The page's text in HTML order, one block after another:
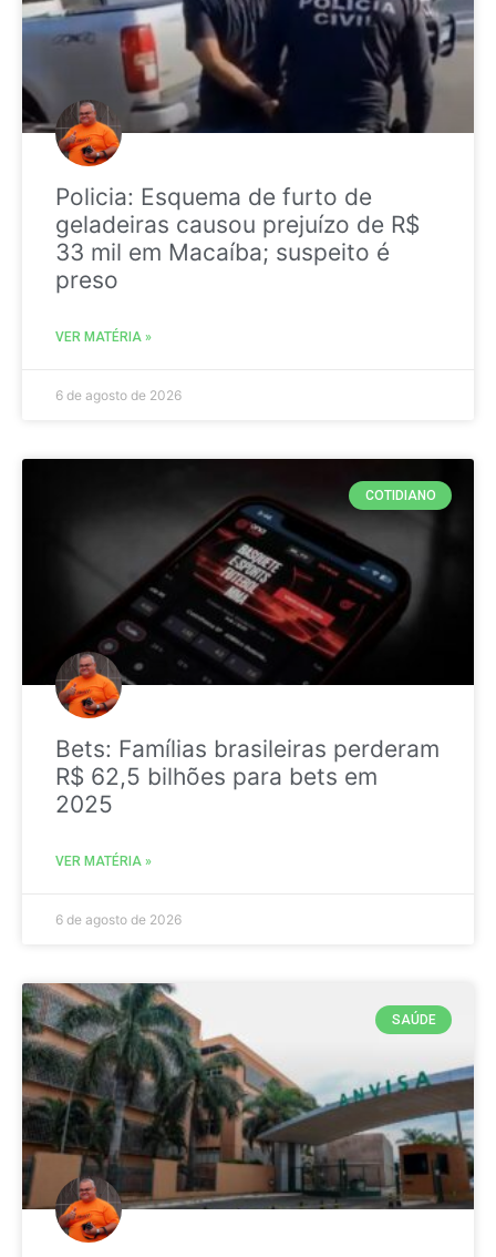
Policia: Esquema de furto de
geladeiras causou prejuízo de R$
33 mil em Macaíba; suspeito é
preso
VER MATÉRIA »
6 de agosto de 2026
COTIDIANO
Bets: Famílias brasileiras perderam
R$ 62,5 bilhões para bets em
2025
VER MATÉRIA »
6 de agosto de 2026
SAÚDE